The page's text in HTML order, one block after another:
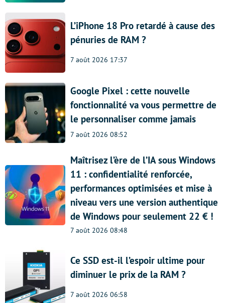
L’iPhone 18 Pro retardé à cause des
pénuries de RAM ?
7 août 2026 17:37
Google Pixel : cette nouvelle
fonctionnalité va vous permettre de
le personnaliser comme jamais
7 août 2026 08:52
Maîtrisez l’ère de l’IA sous Windows
11 : confidentialité renforcée,
performances optimisées et mise à
niveau vers une version authentique
de Windows pour seulement 22 € !
7 août 2026 08:48
Ce SSD est-il l’espoir ultime pour
diminuer le prix de la RAM ?
7 août 2026 06:58